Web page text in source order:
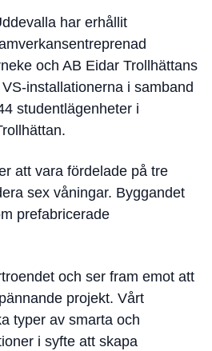
har erhållit
och AB Eidar Trollhättans
installationerna i samband
studentlägenheter i
att vara fördelade på tre
sex våningar. Byggandet
prefabricerade
och ser fram emot att
projekt. Vårt
typer av smarta och
i syfte att skapa